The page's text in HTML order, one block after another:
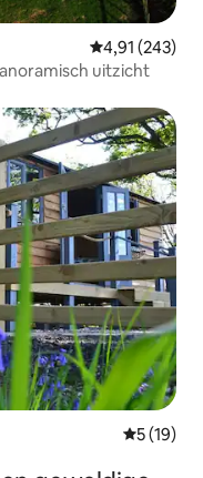
Gemiddelde
4,91 (243)
uitzicht
5 (19)